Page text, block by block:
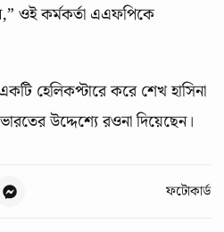
ওই কর্মকর্তা এএফপিকে
হেলিকপ্টারে করে শেখ হাসিনা
উদ্দেশ্যে রওনা দিয়েছেন।
ফটোকার্ড